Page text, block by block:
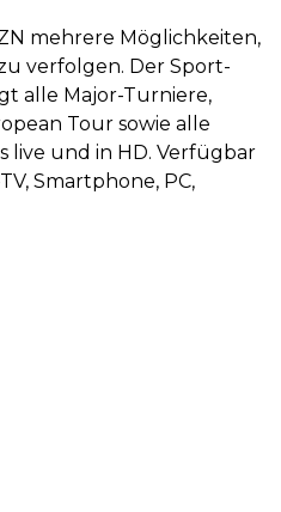
mehrere Möglichkeiten,
verfolgen. Der Sport-
alle Major-Turniere,
Tour sowie alle
live und in HD. Verfügbar
Smartphone, PC,